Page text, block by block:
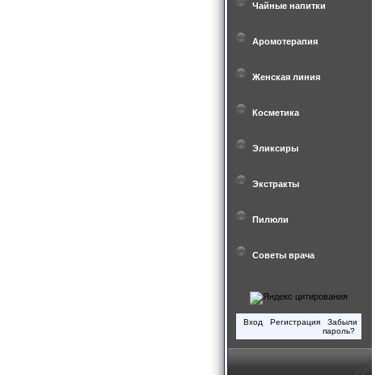
Чайные напитки
Аромотерапия
Женская линия
Косметика
Эликсиры
Экстракты
Пилюли
Советы врача
Вход Регистрация
Забыли
пароль?